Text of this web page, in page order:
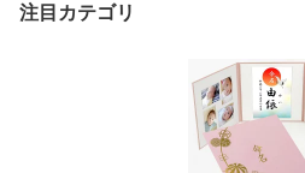
注目カテゴリ